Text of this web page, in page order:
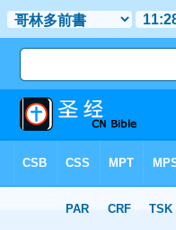
章 11> 聖經金句 28